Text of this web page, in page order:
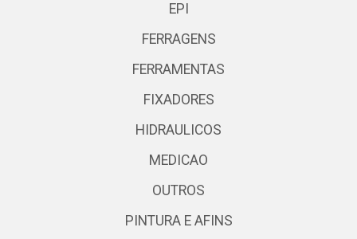
EPI
FERRAGENS
FERRAMENTAS
FIXADORES
HIDRAULICOS
MEDICAO
OUTROS
PINTURA E AFINS